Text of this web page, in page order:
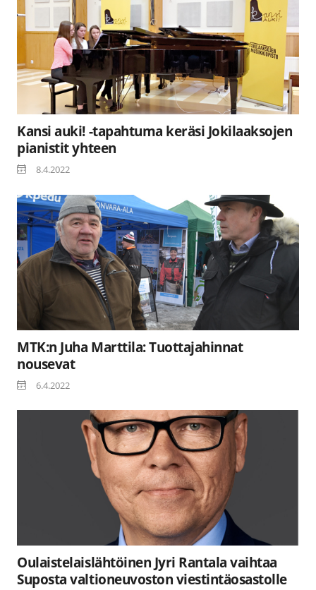
Kansi auki! -tapahtuma keräsi Jokilaaksojen
pianistit yhteen
8.4.2022
MTK:n Juha Marttila: Tuottajahinnat
nousevat
6.4.2022
Oulaistelaislähtöinen Jyri Rantala vaihtaa
Suposta valtioneuvoston viestintäosastolle